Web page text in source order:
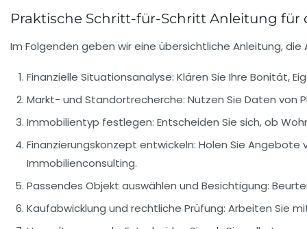
Praktische Schritt-für-Schritt Anleitung
Im Folgenden geben wir eine übersichtliche Anleitung,
Finanzielle Situationsanalyse: Klären Sie Ihre Bonität,
Markt- und Standortrecherche: Nutzen Sie Daten von
Immobilientyp festlegen: Entscheiden Sie sich, ob
Finanzierungskonzept entwickeln: Holen Sie Angebote
Immobilienconsulting.
Passendes Objekt auswählen und Besichtigung:
Kaufabwicklung und rechtliche Prüfung: Arbeiten Sie